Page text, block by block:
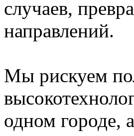
случаев,
направлений.
Мы рискуем
одном городе,